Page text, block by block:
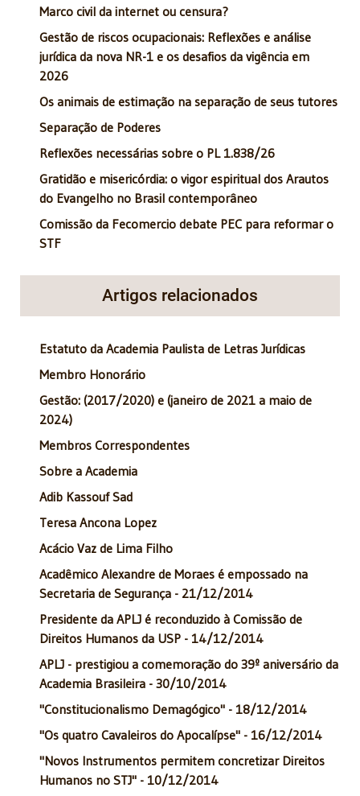
Marco civil da internet ou censura?
Gestão de riscos ocupacionais: Reflexões e análise
jurídica da nova NR-1 e os desafios da vigência em
2026
Os animais de estimação na separação de seus tutores
Separação de Poderes
Reflexões necessárias sobre o PL 1.838/26
Gratidão e misericórdia: o vigor espiritual dos Arautos
do Evangelho no Brasil contemporâneo
Comissão da Fecomercio debate PEC para reformar o
STF
Artigos relacionados
Estatuto da Academia Paulista de Letras Jurídicas
Membro Honorário
Gestão: (2017/2020) e (janeiro de 2021 a maio de
2024)
Membros Correspondentes
Sobre a Academia
Adib Kassouf Sad
Teresa Ancona Lopez
Acácio Vaz de Lima Filho
Acadêmico Alexandre de Moraes é empossado na
Secretaria de Segurança - 21/12/2014
Presidente da APLJ é reconduzido à Comissão de
Direitos Humanos da USP - 14/12/2014
APLJ - prestigiou a comemoração do 39º aniversário da
Academia Brasileira - 30/10/2014
"Constitucionalismo Demagógico" - 18/12/2014
"Os quatro Cavaleiros do Apocalípse" - 16/12/2014
"Novos Instrumentos permitem concretizar Direitos
Humanos no STJ" - 10/12/2014